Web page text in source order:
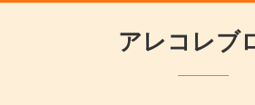
アレコレブ